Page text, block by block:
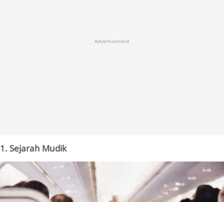
Advertisement
1. Sejarah Mudik